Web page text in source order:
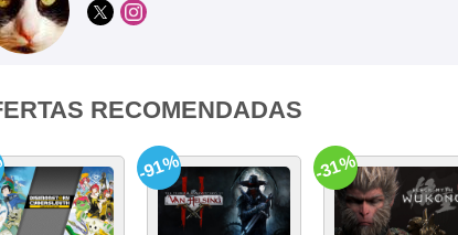
RECOMENDADAS
-91% -31%